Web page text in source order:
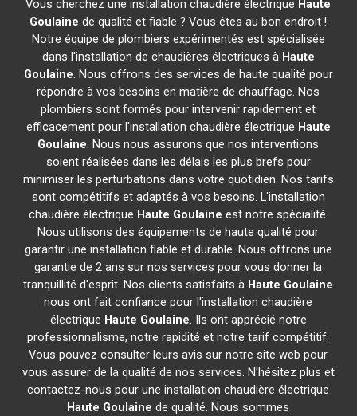
Vous cherchez une installation chaudière électrique Haute
Goulaine de qualité et fiable ? Vous êtes au bon endroit !
Notre équipe de plombiers expérimentés est spécialisée
dans l'installation de chaudières électriques à Haute
Goulaine. Nous offrons des services de haute qualité pour
répondre à vos besoins en matière de chauffage. Nos
plombiers sont formés pour intervenir rapidement et
efficacement pour l'installation chaudière électrique Haute
Goulaine. Nous nous assurons que nos interventions
soient réalisées dans les délais les plus brefs pour
minimiser les perturbations dans votre quotidien. Nos tarifs
sont compétitifs et adaptés à vos besoins. L'installation
chaudière électrique Haute Goulaine est notre spécialité.
Nous utilisons des équipements de haute qualité pour
garantir une installation fiable et durable. Nous offrons une
garantie de 2 ans sur nos services pour vous donner la
tranquillité d'esprit. Nos clients satisfaits à Haute Goulaine
nous ont fait confiance pour l'installation chaudière
électrique Haute Goulaine. Ils ont apprécié notre
professionnalisme, notre rapidité et notre tarif compétitif.
Vous pouvez consulter leurs avis sur notre site web pour
vous assurer de la qualité de nos services. N'hésitez plus et
contactez-nous pour une installation chaudière électrique
Haute Goulaine de qualité. Nous sommes